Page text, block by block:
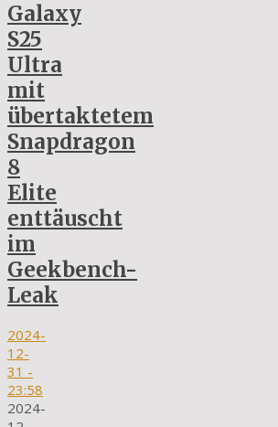
Galaxy
S25
Ultra
mit
übertaktetem
Snapdragon
8
Elite
enttäuscht
im
Geekbench-
Leak
2024-
12-
31 -
23:58
2024-